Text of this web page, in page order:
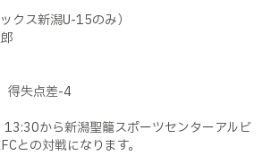
クス新潟U-15のみ）
失点差-4
から新潟聖籠スポーツセンターアルビ
との対戦になります。